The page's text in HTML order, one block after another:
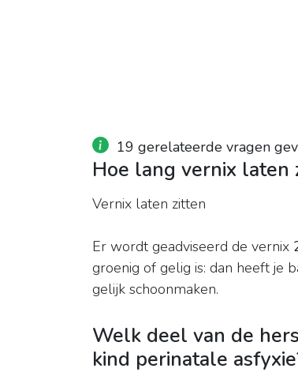
19 gerelateerde vragen
Hoe lang vernix laten
Vernix laten zitten
Er wordt geadviseerd de vernix
groenig of gelig is: dan heeft je
gelijk schoonmaken.
Welk deel van de
kind perinatale